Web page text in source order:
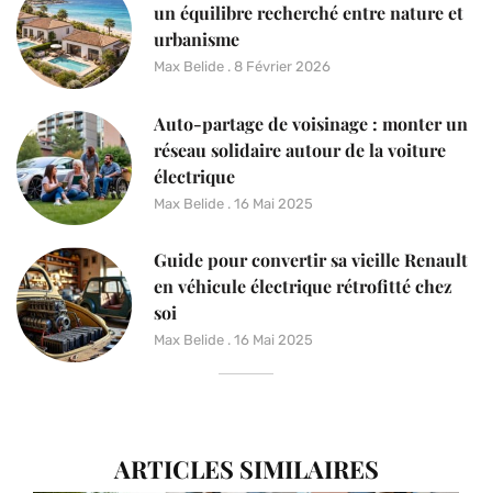
un équilibre recherché entre nature et
urbanisme
Max Belide 8 Février 2026
Auto-partage de voisinage : monter un
réseau solidaire autour de la voiture
électrique
Max Belide 16 Mai 2025
Guide pour convertir sa vieille Renault
en véhicule électrique rétrofitté chez
soi
Max Belide 16 Mai 2025
ARTICLES SIMILAIRES